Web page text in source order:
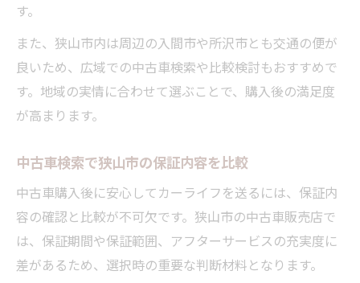
す。
また、狭山市内は周辺の入間市や所沢市とも交通の便が
良いため、広域での中古車検索や比較検討もおすすめで
す。地域の実情に合わせて選ぶことで、購入後の満足度
が高まります。
中古車検索で狭山市の保証内容を比較
中古車購入後に安心してカーライフを送るには、保証内
容の確認と比較が不可欠です。狭山市の中古車販売店で
は、保証期間や保証範囲、アフターサービスの充実度に
差があるため、選択時の重要な判断材料となります。